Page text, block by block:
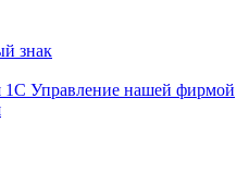
знак
1С Управление нашей фирмой